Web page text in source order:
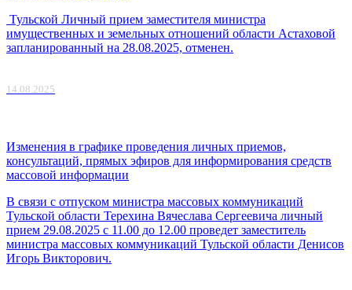
Тульской Личный прием заместителя министра
имущественных и земельных отношений области Астаховой
запланированный на 28.08.2025, отменен.
14.08.2025
Изменения в графике проведения личных приемов,
консультаций, прямых эфиров для информирования средств
массовой информации
В связи с отпуском министра массовых коммуникаций
Тульской области Терехина Вячеслава Сергеевича личный
прием 29.08.2025 с 11.00 до 12.00 проведет заместитель
министра массовых коммуникаций Тульской области Денисов
Игорь Викторович.